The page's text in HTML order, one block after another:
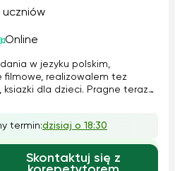
uczniów
Online
w jezyku polskim,
filmowe, realizowalem tez
ksiazki dla dzieci. Pragne teraz
pomoc im w codziennych
sob...
termin:dzisiaj o 18:30
Skontaktuj się z